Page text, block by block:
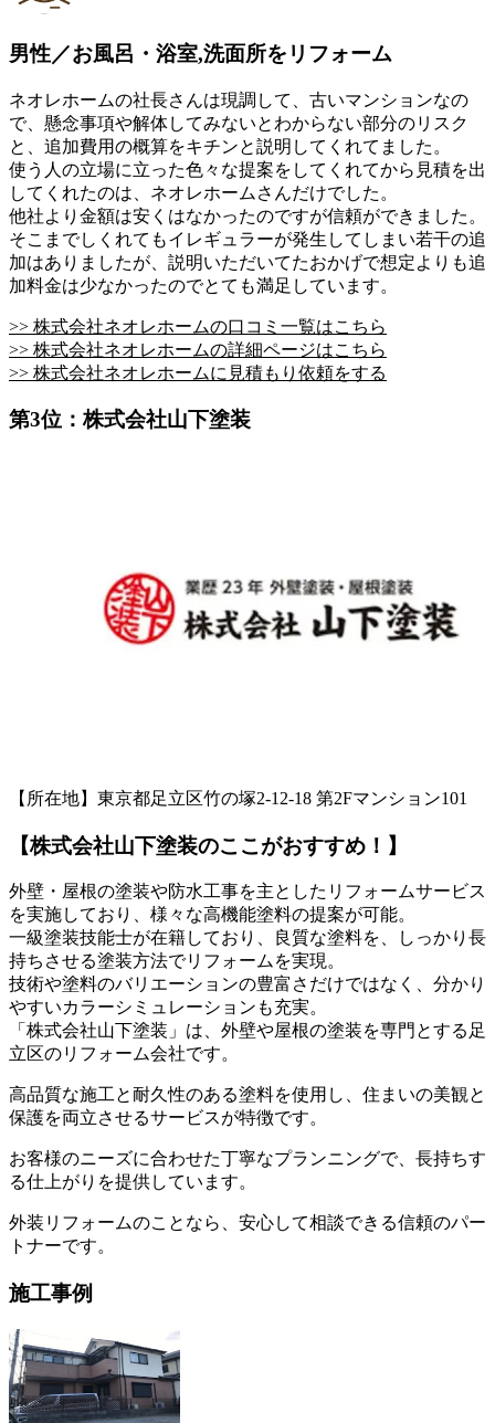
男性／お風呂・浴室,洗面所をリフォーム
ネオレホームの社長さんは現調して、古いマンションなの
で、懸念事項や解体してみないとわからない部分のリスク
と、追加費用の概算をキチンと説明してくれてました。
使う人の立場に立った色々な提案をしてくれてから見積を出
してくれたのは、ネオレホームさんだけでした。
他社より金額は安くはなかったのですが信頼ができました。
そこまでしくれてもイレギュラーが発生してしまい若干の追
加はありましたが、説明いただいてたおかげで想定よりも追
加料金は少なかったのでとても満足しています。
>> 株式会社ネオレホームの口コミ一覧はこちら
>> 株式会社ネオレホームの詳細ページはこちら
>> 株式会社ネオレホームに見積もり依頼をする
第3位：株式会社山下塗装
【所在地】東京都足立区竹の塚2-12-18 第2Fマンション101
【株式会社山下塗装のここがおすすめ！】
外壁・屋根の塗装や防水工事を主としたリフォームサービス
を実施しており、様々な高機能塗料の提案が可能。
一級塗装技能士が在籍しており、良質な塗料を、しっかり長
持ちさせる塗装方法でリフォームを実現。
技術や塗料のバリエーションの豊富さだけではなく、分かり
やすいカラーシミュレーションも充実。
「株式会社山下塗装」は、外壁や屋根の塗装を専門とする足
立区のリフォーム会社です。
高品質な施工と耐久性のある塗料を使用し、住まいの美観と
保護を両立させるサービスが特徴です。
お客様のニーズに合わせた丁寧なプランニングで、長持ちす
る仕上がりを提供しています。
外装リフォームのことなら、安心して相談できる信頼のパー
トナーです。
施工事例